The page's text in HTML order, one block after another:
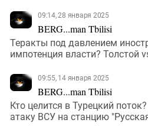
09:14, 28 января 2025
BERG...man Tbilisi
Теракты под давлением
импотенция власти? Толстой
09:55, 14 января 2025
BERG...man Tbilisi
Кто целится в Турецкий
атаку ВСУ на станцию